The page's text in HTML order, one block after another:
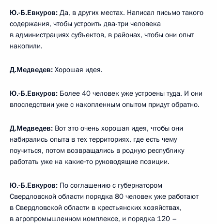
Ю.-Б.Евкуров: Да, в других местах. Написал письмо такого
содержания, чтобы устроить два-три человека
в администрациях субъектов, в районах, чтобы они опыт
накопили.
Д.Медведев: Хорошая идея.
Ю.-Б.Евкуров: Более 40 человек уже устроены туда. И они
впоследствии уже с накопленным опытом придут обратно.
Д.Медведев: Вот это очень хорошая идея, чтобы они
набирались опыта в тех территориях, где есть чему
поучиться, потом возвращались в родную республику
работать уже на какие‑то руководящие позиции.
Ю.-Б.Евкуров: По соглашению с губернатором
Свердловской области порядка 80 человек уже работают
в Свердловской области в крестьянских хозяйствах,
в агропромышленном комплексе, и порядка 120 –